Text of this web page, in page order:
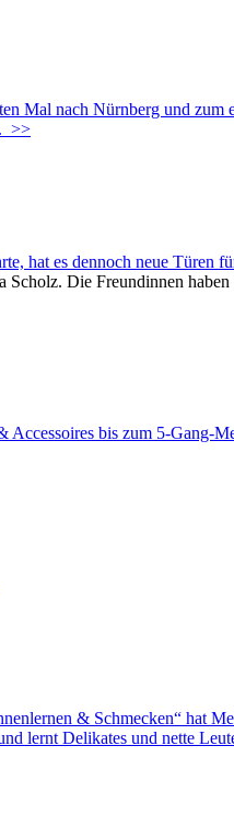
Mal nach Nürnberg und
>>
hat es dennoch neue Türen
Die Freundinnen
bis zum 5-Gang-
& Schmecken“ hat
lernt Delikates und nette